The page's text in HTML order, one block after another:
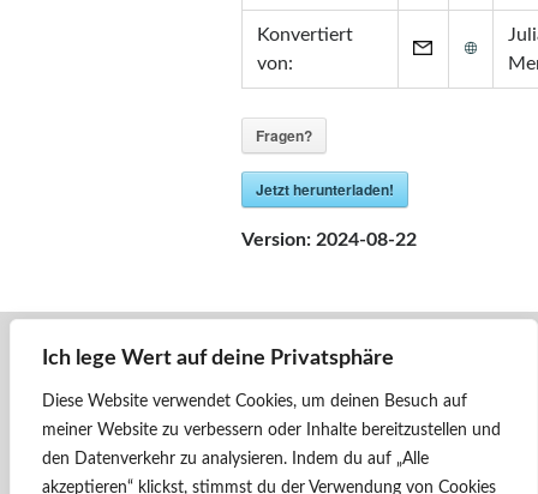
Ich lege Wert auf deine Privatsphäre
Diese Website verwendet Cookies, um deinen Besuch auf
meiner Website zu verbessern oder Inhalte bereitzustellen und
den Datenverkehr zu analysieren.
Indem du auf „Alle
akzeptieren“ klickst, stimmst du der Verwendung von Cookies
(GR750597413JM)
Konvertiert
von:
Fragen?
Jetzt herunterladen!
Version: 2024-08-22
« Zurück
1044.01 - ÖBB
1044 210G - ÖBB